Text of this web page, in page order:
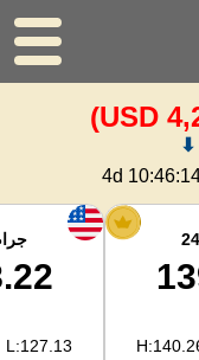
⬇
4d
L:127.13